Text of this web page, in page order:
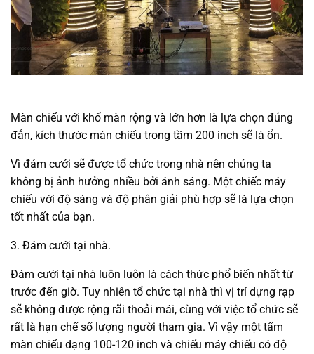
Màn chiếu với khổ màn rộng và lớn hơn là lựa chọn đúng
đắn, kích thước màn chiếu trong tầm 200 inch sẽ là ổn.
Vì đám cưới sẽ được tổ chức trong nhà nên chúng ta
không bị ảnh hưởng nhiều bởi ánh sáng. Một chiếc máy
chiếu với độ sáng và độ phân giải phù hợp sẽ là lựa chọn
tốt nhất của bạn.
3. Đám cưới tại nhà.
Đám cưới tại nhà luôn luôn là cách thức phổ biến nhất từ
trước đến giờ. Tuy nhiên tổ chức tại nhà thì vị trí dựng rạp
sẽ không được rộng rãi thoải mái, cùng với việc tổ chức sẽ
rất là hạn chế số lượng người tham gia. Vì vậy một tấm
màn chiếu dạng 100-120 inch và chiếu máy chiếu có độ